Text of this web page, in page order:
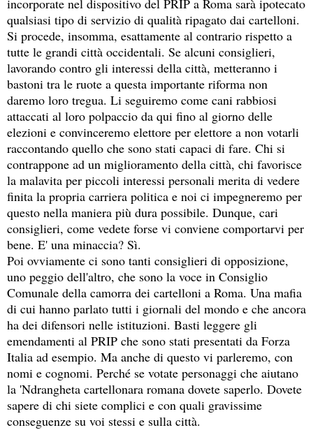
qualsiasi tipo di servizio di qualità ripagato dai cartelloni.
Si procede, insomma, esattamente al contrario rispetto a
tutte le grandi città occidentali. Se alcuni consiglieri,
lavorando contro gli interessi della città, metteranno i
bastoni tra le ruote a questa importante riforma non
daremo loro tregua. Li seguiremo come cani rabbiosi
attaccati al loro polpaccio da qui fino al giorno delle
elezioni e convinceremo elettore per elettore a non votarli
raccontando quello che sono stati capaci di fare. Chi si
contrappone ad un miglioramento della città, chi favorisce
la malavita per piccoli interessi personali merita di vedere
finita la propria carriera politica e noi ci impegneremo per
questo nella maniera più dura possibile. Dunque, cari
consiglieri, come vedete forse vi conviene comportarvi per
bene. E' una minaccia? Sì.
Poi ovviamente ci sono tanti consiglieri di opposizione,
uno peggio dell'altro, che sono la voce in Consiglio
Comunale della camorra dei cartelloni a Roma. Una mafia
di cui hanno parlato tutti i giornali del mondo e che ancora
ha dei difensori nelle istituzioni. Basti leggere gli
emendamenti al PRIP che sono stati presentati da Forza
Italia ad esempio. Ma anche di questo vi parleremo, con
nomi e cognomi. Perché se votate personaggi che aiutano
la 'Ndrangheta cartellonara romana dovete saperlo. Dovete
sapere di chi siete complici e con quali gravissime
conseguenze su voi stessi e sulla città.